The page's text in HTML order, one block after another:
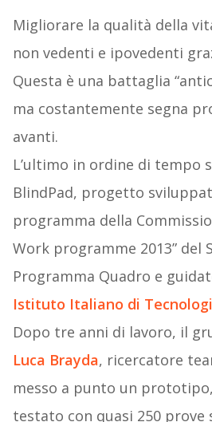
Migliorare la qualità della
non vedenti e ipovedenti
Questa è una battaglia
ma costantemente segna
avanti.
L’ultimo in ordine di tempo
BlindPad, progetto
programma della
Work programme 2013” del
Programma Quadro e
Istituto Italiano di
Dopo tre anni di lavoro, il
Luca Brayda, ricercatore
messo a punto un
testato con quasi 250 prove